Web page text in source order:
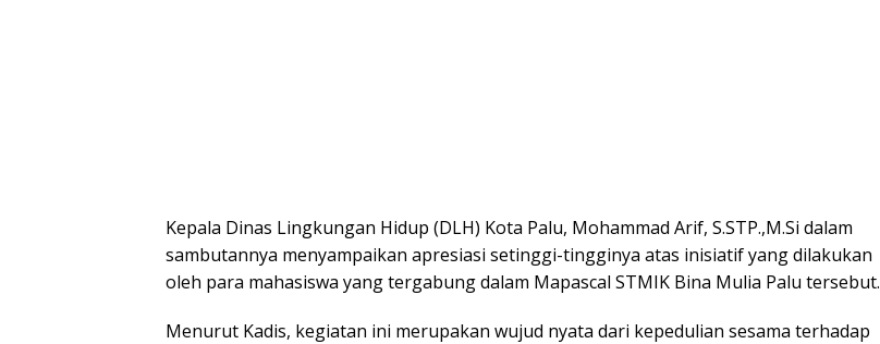
Kepala Dinas Lingkungan Hidup (DLH) Kota Palu, Mohammad Arif, S.STP.,M.Si dalam
sambutannya menyampaikan apresiasi setinggi-tingginya atas inisiatif yang dilakukan
oleh para mahasiswa yang tergabung dalam Mapascal STMIK Bina Mulia Palu tersebut.
Menurut Kadis, kegiatan ini merupakan wujud nyata dari kepedulian sesama terhadap